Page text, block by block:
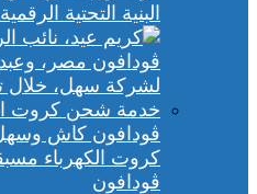
البنية التحتية الرقمية
ڤودافون كاش
كروت الكهرباء
ڤودافون